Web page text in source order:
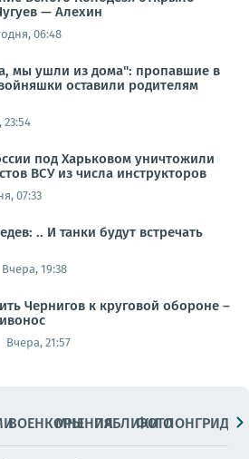
— Алехин
06:48
мы ушли из дома": пропавшие в
оставили родителям
23:54
под Харьковом уничтожили
ВСУ из числа инструкторов
07:33
.. И танки будут встречать
Вчера, 19:38
Чернигов к круговой обороне –
Вчера, 21:57
ВОЕНКОРЫМНЕНИЯПАБЛИКИ
ФОТОЛОНГРИДЫ